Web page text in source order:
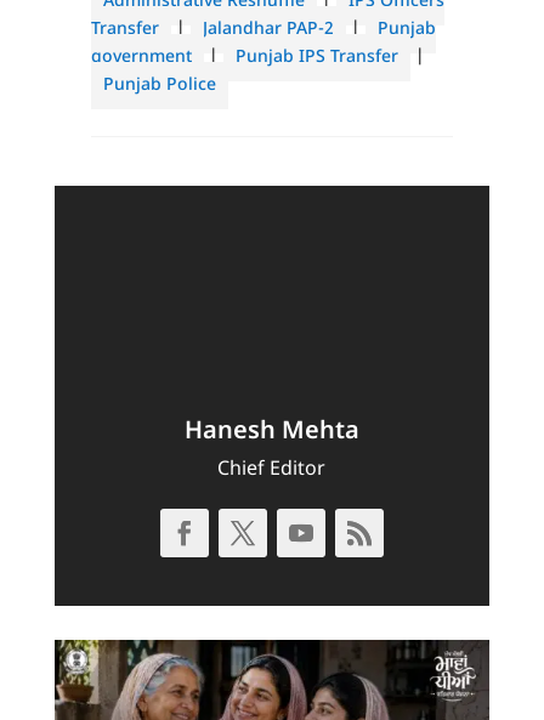
Transfer
| Jalandhar PAP-2 |
Punjab
government
| Punjab IPS Transfer
Punjab Police
Hanesh Mehta
Chief Editor